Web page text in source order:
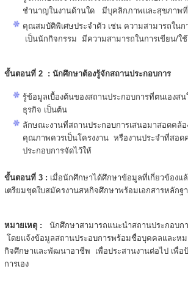
ชำนาญในงานด้านใด มีบุคลิกภาพและสุขภาพ
คุณสมบัติพิเศษประจำตัว เช่น ความสามารถใน
เป็นนักกิจกรรม มีความสามารถในการเขียน/ใช้
ขั้นตอนที่ 2 : นักศึกษาต้องรู้จักสถานประกอบการ
รู้ข้อมูลเบื้องต้นของสถานประกอบการที่ตนเอง
ธุรกิจ เป็นต้น
ลักษณะงานที่สถานประกอบการเสนอมาสอดคล้
คุณภาพควรเป็นโครงงาน หรืองานประจำที่สอ
ประกอบการจัดไว้ให้
ขั้นตอนที่ 3 : เมื่อนักศึกษาได้ศึกษาข้อมูลที่เกี่ยวข้องแ
เตรียมชุดใบสมัครงานสหกิจศึกษาพร้อมเอกสารหลัก
หมายเหตุ : นักศึกษาสามารถแนะนำสถานประกอบก
โดยแจ้งข้อมูลสถานประอบการพร้อมชื่อบุคคลและห
กิจศึกษาและพัฒนาอาชีพ เพื่อประสานงานต่อไป เพื่
การเอง